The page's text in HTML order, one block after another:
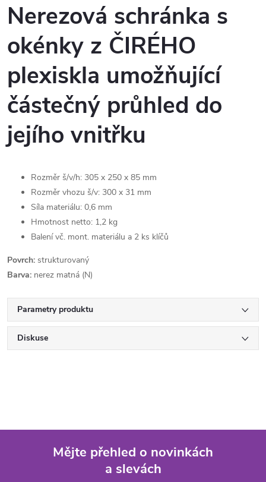
Nerezová schránka s
okénky z ČIRÉHO
plexiskla umožňující
částečný průhled do
jejího vnitřku
Rozměr š/v/h: 305 x 250 x 85 mm
Rozměr vhozu š/v: 300 x 31 mm
Síla materiálu: 0,6 mm
Hmotnost netto: 1,2 kg
Balení vč. mont. materiálu a 2 ks klíčů
Povrch: strukturovaný
Barva: nerez matná (N)
Parametry produktu
Diskuse
Mějte přehled o novinkách
a slevách